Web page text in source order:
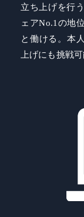
立ち上げを行
ェアNo.1の地
と働ける。本
上げにも挑戦可